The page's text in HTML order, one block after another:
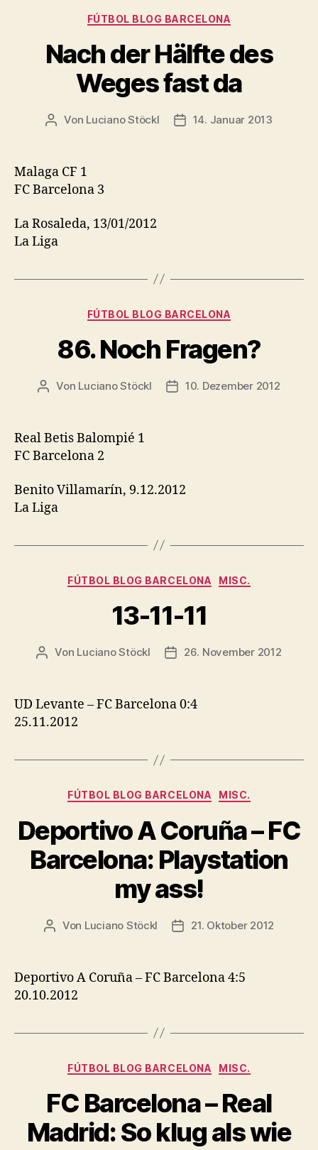
Kategorien
FÚTBOL BLOG BARCELONA
Nach der Hälfte des
Weges fast da
Beitragsautor
Von Luciano Stöckl Beitragsdatum
14. Januar 2013
Malaga CF 1
FC Barcelona 3
La Rosaleda, 13/01/2012
La Liga
Kategorien
FÚTBOL BLOG BARCELONA
86. Noch Fragen?
Beitragsautor
Von Luciano Stöckl Beitragsdatum
10. Dezember 2012
Real Betis Balompié 1
FC Barcelona 2
Benito Villamarín, 9.12.2012
La Liga
Kategorien
FÚTBOL BLOG BARCELONA MISC.
13-11-11
Beitragsautor
Von Luciano Stöckl Beitragsdatum
26. November 2012
UD Levante – FC Barcelona 0:4
25.11.2012
Kategorien
FÚTBOL BLOG BARCELONA MISC.
Deportivo A Coruña – FC
Barcelona: Playstation
my ass!
Beitragsautor
Von Luciano Stöckl Beitragsdatum
21. Oktober 2012
Deportivo A Coruña – FC Barcelona 4:5
20.10.2012
Kategorien
FÚTBOL BLOG BARCELONA MISC.
FC Barcelona – Real
Madrid: So klug als wie